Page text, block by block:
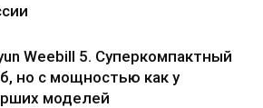
Weebill 5. Cуперкомпактный
но с мощностью как у
моделей